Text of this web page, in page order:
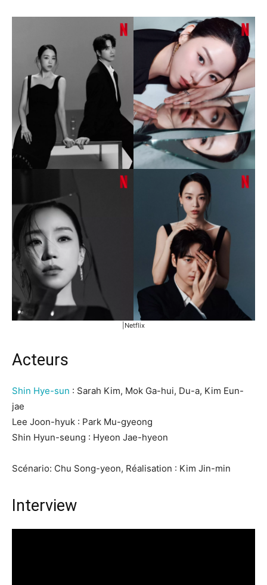
|Netflix
Acteurs
Shin Hye-sun : Sarah Kim, Mok Ga-hui, Du-a, Kim Eun-
jae
Lee Joon-hyuk : Park Mu-gyeong
Shin Hyun-seung : Hyeon Jae-hyeon
Scénario: Chu Song-yeon, Réalisation : Kim Jin-min
Interview